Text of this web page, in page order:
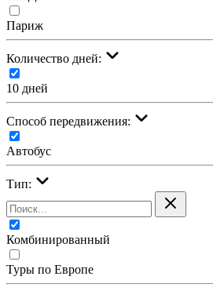
Париж
Количество дней:
10 дней
Cпособ передвижения:
Автобус
Тип:
Комбинированный
Туры по Европе